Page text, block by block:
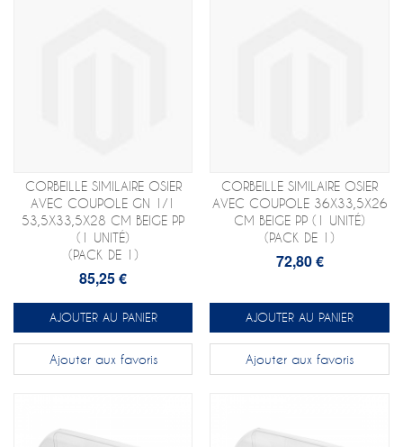
CORBEILLE SIMILAIRE OSIER
AVEC COUPOLE GN 1/1
53,5X33,5X28 CM BEIGE PP
(1 UNITÉ)
(PACK DE 1)
85,25 €
AJOUTER AU PANIER
Ajouter aux favoris
CORBEILLE SIMILAIRE OSIER
AVEC COUPOLE 36X33,5X26
CM BEIGE PP (1 UNITÉ)
(PACK DE 1)
72,80 €
AJOUTER AU PANIER
Ajouter aux favoris